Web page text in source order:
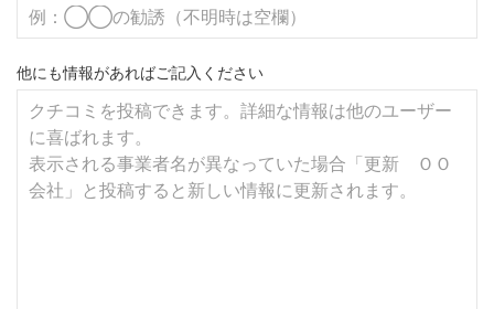
他にも情報があればご記入ください